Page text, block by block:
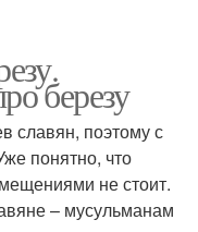
березу
славян, поэтому с
понятно, что
не стоит.
– мусульманам